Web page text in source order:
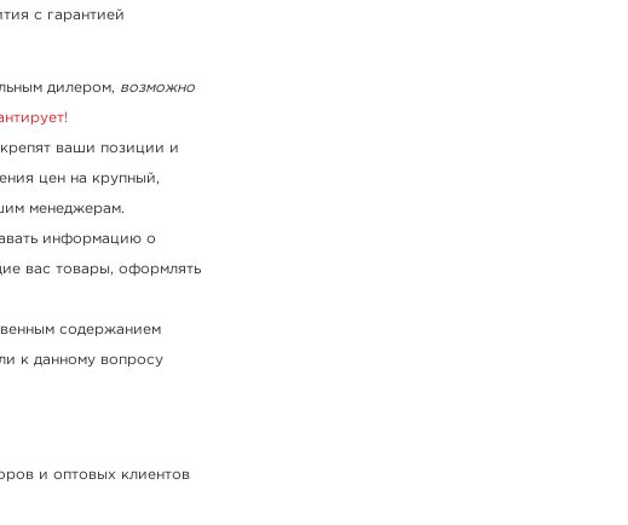
с гарантией
дилером, возможно
ваши позиции и
цен на крупный,
менеджерам.
информацию о
вас товары, оформлять
содержанием
к данному вопросу
и оптовых клиентов